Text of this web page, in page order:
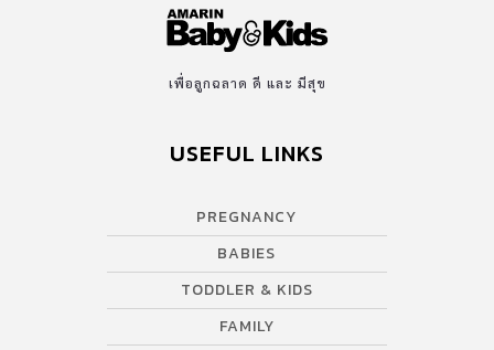
กระนั้นเธอก็ไม่เคยยอมแพ้ หรือคิดน้อยเนื้อต่ำใจในชีวิตของเธอ เธอ
กลับทำกิจกรรมต่างๆ ได้เหมือนคนปกติ แม้จะไร้แขน ตอนนี้ Nguyet
ใช้ชีวิตร่วมกับพ่อแม่ของเธอ ในบ้านแถบกรุงฮานอย เมืองหลวงของ
หาข้อมูลประดับความรู้จากโลกออนไลน์อยู่บ่อยๆ ความฝันของเธอนั้น
อาศัยอยู่ แค่นั้นแหละ… สุดยอด!!! เหมียวขอซูฮกเธอเลย ขนาดเกิดมา
พิการ แต่เธอไม่ได้ยอมแพ้กับชีวิตง่ายๆ จนสามารถเป็นคนหนึ่งที่ดูแลผู้
อื่นได้เลยล่ะ เราเกิดมามีร่างกายครบ ก็อย่างยอมแพ้ในชีวิตนะจ๊ะ ^^
ที่มา: Borepanda ขอบคุณข้อมูลและภาพจาก
: http://www.catdumb.com/armless-woman-333/
เพื่อลูกฉลาด ดี และ มีสุข
USEFUL LINKS
PREGNANCY
BABIES
TODDLER & KIDS
FAMILY